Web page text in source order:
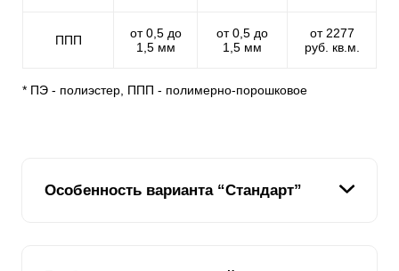
ППП
от 0,5 до
1,5 мм
от 0,5 до
1,5 мм
от 2277
руб. кв.м.
* ПЭ - полиэстер, ППП - полимерно-порошковое
Особенность варианта “Стандарт”